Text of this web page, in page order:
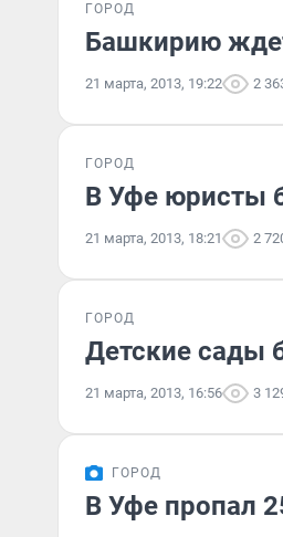
ГОРОД
Башкирию
21 марта, 2013, 19:22 2
ГОРОД
В Уфе юристы
21 марта, 2013, 18:21 2
ГОРОД
Детские сады
21 марта, 2013, 16:56 3
ГОРОД
В Уфе пропал